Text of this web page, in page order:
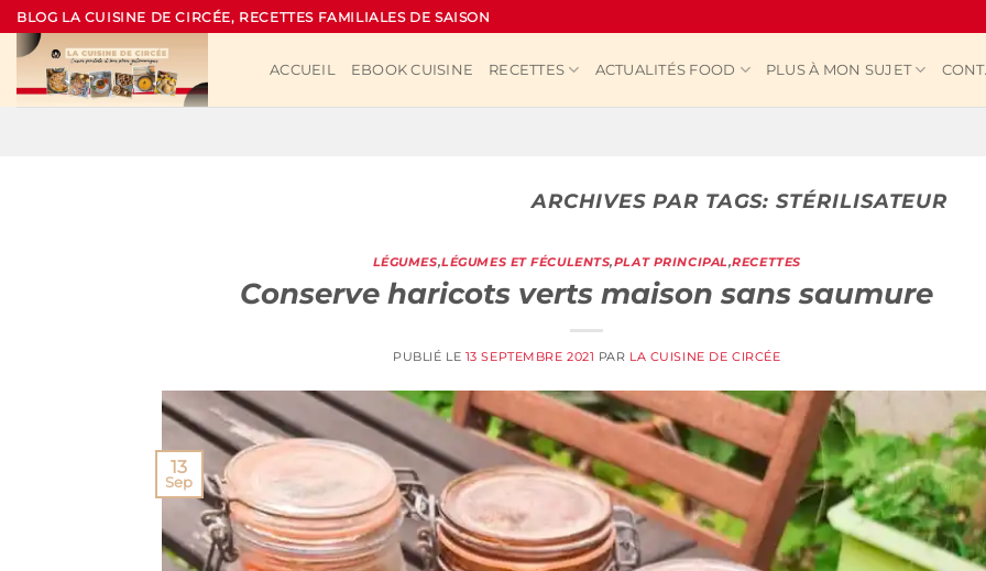
Passer
au
contenu
BLOG LA CUISINE DE CIRCÉE, RECETTES FAMILIALES DE SAISON
ACCUEIL EBOOK CUISINE RECETTES ACTUALITÉS FOOD PLUS À MON SUJET
ARCHIVES PAR TAGS:STÉRILISATEUR
LÉGUMES,LÉGUMES ET FÉCULENTS,PLAT PRINCIPAL,RECETTES
Conserve haricots verts maison sans saumure
PUBLIÉ LE 13 SEPTEMBRE 2021 PAR LA CUISINE DE CIRCÉE
13
Sep